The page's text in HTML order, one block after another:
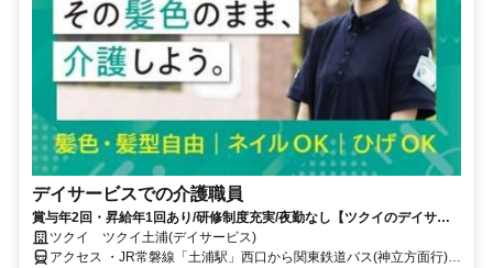
デイサービスでの介護職員
賞与年2回・昇給年1回あり/研修制度充実/夜勤なし【ツクイのデイサー
ビス/介護職員求人】
ツクイ ツクイ土浦(デイサービス)
アクセス ・JR常磐線「土浦駅」西口から関東鉄道バス(神立方面行)乗